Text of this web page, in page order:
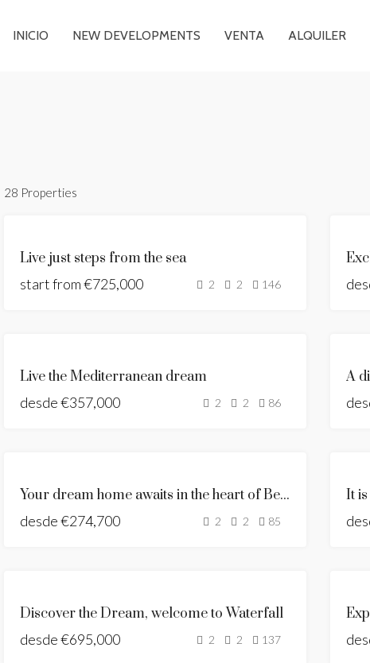
INICIO NEW DEVELOPMENTS VENTA ALQUILER
28 Properties
CONSTRUCCIÓN
PANORAMIC
Live just steps from the sea
start from€725,000 2 2 146
CONSTRUCCIÓN
Live the Mediterranean dream
desde€357,000 2 2 86
A
NUEVA
CONSTRUCCIÓN
Your dream home awaits in the heart of Benalmadena
desde€274,700 2 2 85
It
CONSTRUCCIÓN
BUILDING
Discover the Dream, welcome to Waterfall
desde€695,000 2 2 137